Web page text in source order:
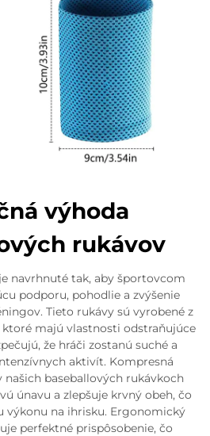
výhoda
rukávov
navrhnuté tak, aby športovcom
podporu, pohodlie a zvýšenie
Tieto rukávy sú vyrobené z
majú vlastnosti odstraňujúce
že hráči zostanú suché a
aktivít. Kompresná
baseballových rukávkoch
únavu a zlepšuje krvný obeh, čo
výkonu na ihrisku. Ergonomický
perfektné prispôsobenie, čo